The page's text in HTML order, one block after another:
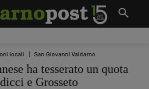
locali San Giovanni Valdarno
ha tesserato un quota
e Grosseto